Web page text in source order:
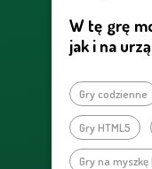
W tę grę
jak i na
Gry codzienne
Gry HTML5
Gry na